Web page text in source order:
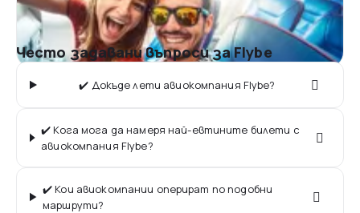
Често задавани въпроси за Flybe
✔️ Докъде лети авиокомпания Flybe?
✔️ Кога мога да намеря най-евтините билети с
авиокомпания Flybe?
✔️ Кои авиокомпании оперират по подобни
маршрути?